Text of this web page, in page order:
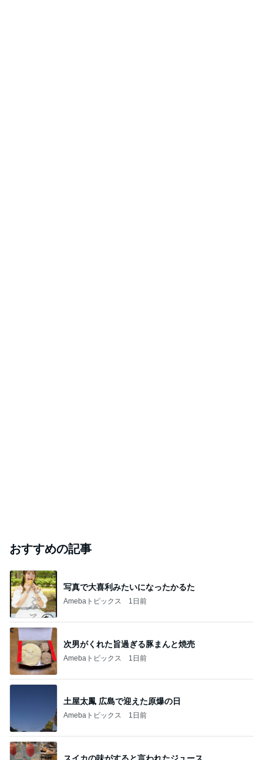
おすすめの記事
写真で大喜利みたいになったかるた
Amebaトピックス 1日前
次男がくれた旨過ぎる豚まんと焼売
Amebaトピックス 1日前
土屋太鳳 広島で迎えた原爆の日
Amebaトピックス 1日前
スイカの味がすると言われたジュース